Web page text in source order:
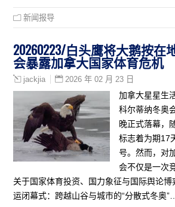
新闻报导
20260223/白头鹰将大鹅按在
会暴露加拿大国家体育危机
jackjia 2026 年 02 月 23 日
加拿大星星生
科尔蒂纳冬奥
晚正式落幕，
标志着为期17
号。然而，对
会不仅是一次
关于国家体育投资、国力象征与国际舆论
运闭幕式：跨越山谷与城市的“分散式冬奥”…